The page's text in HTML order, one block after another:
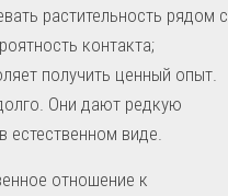
растительность рядом с
контакта;
получить ценный опыт.
Они дают редкую
виде.
отношение к